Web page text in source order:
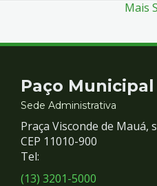
Mais
Contato
e
Redes
Sociais
Paço Municipal
Sede Administrativa
Praça Visconde de Mauá,
CEP 11010-900
Tel:
(13) 3201-5000